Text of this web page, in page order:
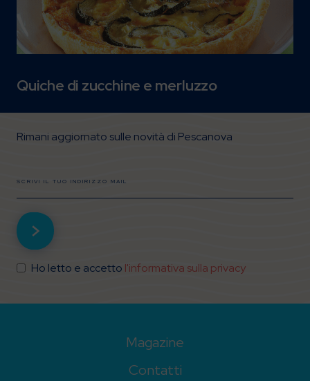
Quiche di zucchine e merluzzo
Rimani aggiornato sulle novità di Pescanova
Ho letto e accetto l'informativa sulla privacy
Magazine
Contatti